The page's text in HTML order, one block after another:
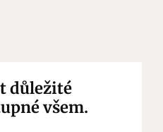
důležité
všem.